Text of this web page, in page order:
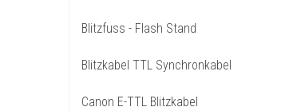
Blitzfuss - Flash Stand
Blitzkabel TTL Synchronkabel
Canon E-TTL Blitzkabel